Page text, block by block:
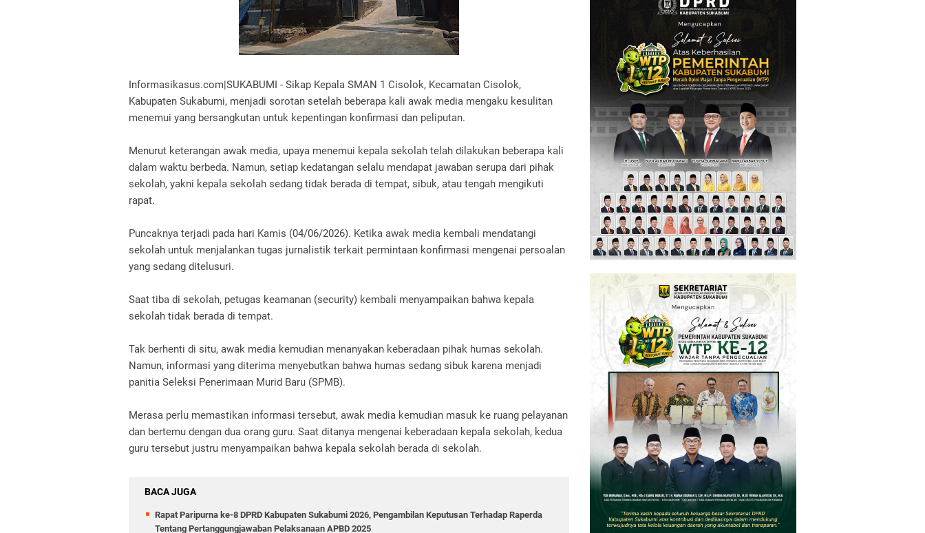
Informasikasus.com|SUKABUMI - Sikap Kepala SMAN 1 Cisolok, Kecamatan Cisolok,
Kabupaten Sukabumi, menjadi sorotan setelah beberapa kali awak media mengaku kesulitan
menemui yang bersangkutan untuk kepentingan konfirmasi dan peliputan.
Menurut keterangan awak media, upaya menemui kepala sekolah telah dilakukan beberapa kali
dalam waktu berbeda. Namun, setiap kedatangan selalu mendapat jawaban serupa dari pihak
sekolah, yakni kepala sekolah sedang tidak berada di tempat, sibuk, atau tengah mengikuti
rapat.
Puncaknya terjadi pada hari Kamis (04/06/2026). Ketika awak media kembali mendatangi
sekolah untuk menjalankan tugas jurnalistik terkait permintaan konfirmasi mengenai persoalan
yang sedang ditelusuri.
Saat tiba di sekolah, petugas keamanan (security) kembali menyampaikan bahwa kepala
sekolah tidak berada di tempat.
Tak berhenti di situ, awak media kemudian menanyakan keberadaan pihak humas sekolah.
Namun, informasi yang diterima menyebutkan bahwa humas sedang sibuk karena menjadi
panitia Seleksi Penerimaan Murid Baru (SPMB).
Merasa perlu memastikan informasi tersebut, awak media kemudian masuk ke ruang pelayanan
dan bertemu dengan dua orang guru. Saat ditanya mengenai keberadaan kepala sekolah, kedua
guru tersebut justru menyampaikan bahwa kepala sekolah berada di sekolah.
BACA JUGA
Rapat Paripurna ke-8 DPRD Kabupaten Sukabumi 2026, Pengambilan Keputusan Terhadap Raperda
Tentang Pertanggungjawaban Pelaksanaan APBD 2025